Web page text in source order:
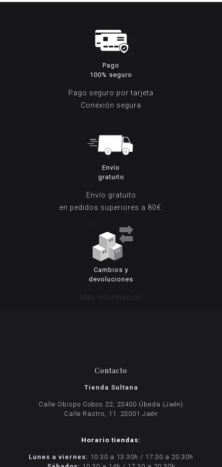
Pago
100% seguro
Pago seguro por tarjeta
Conexión segura
Envío
gratuito
Envío gratuito
en pedidos superiores a 80€.
Cambios y
devoluciones
Más información
Contacto
Tienda Sultana
Calle Obispo Cobos 22, 23400 Úbeda (Jaén)
Calle Rastro, 11. 23001 Jaén
Horario tiendas:
Lunes a viernes: 10.30 a 13.30h / 17.30 a 20.30h